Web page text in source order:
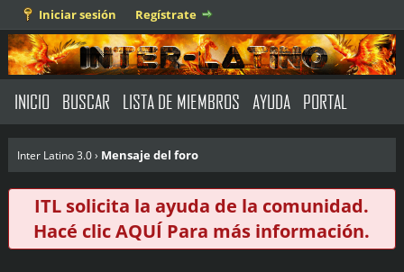
Iniciar sesión Regístrate
INICIO BUSCAR LISTA DE MIEMBROS AYUDA PORTAL
Inter Latino 3.0› Mensaje del foro
ITL solicita la ayuda de la comunidad.
Hacé clicAQUÍ Para más información.